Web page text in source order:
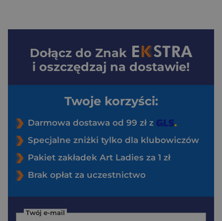
Dołącz do Znak
i oszczędzaj na dostawie!
Twoje korzyści:
Darmowa dostawa od 99 zł z
Specjalne zniżki tylko dla klubowiczów
Pakiet zakładek Art Ladies za 1 zł
Brak opłat za uczestnictwo
Twój e-mail